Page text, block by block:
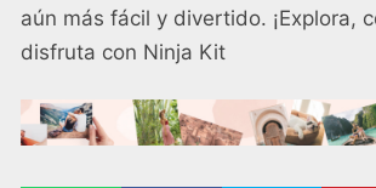
aún más fácil y divertido. ¡Explora,
disfruta con Ninja Kit